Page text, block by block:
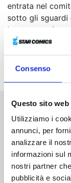
Consenso
Questo sito
Utilizziamo i
annunci, per
analizzare il
informazioni sul
nostri partner
pubblicità e
entrata nel
sotto gli
bastasse, prima
riprendersi dal
si verifica nel
nostra “dragon
Altri